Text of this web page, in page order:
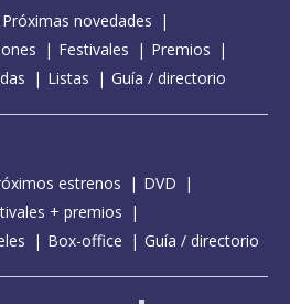
Próximas novedades
Festivales
Premios
Listas Guía / directorio
estrenos
DVD
+ premios
Box-office Guía / directorio